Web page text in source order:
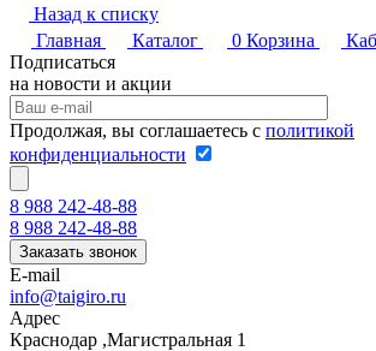
Назад к списку
Главная
Каталог 0 Корзина
Подписаться
на новости и акции
Продолжая, вы соглашаетесь с политикой
конфиденциальности
8 988 242-48-88
8 988 242-48-88
Заказать звонок
E-mail
info@taigiro.ru
Адрес
Краснодар ,Магистральная 1